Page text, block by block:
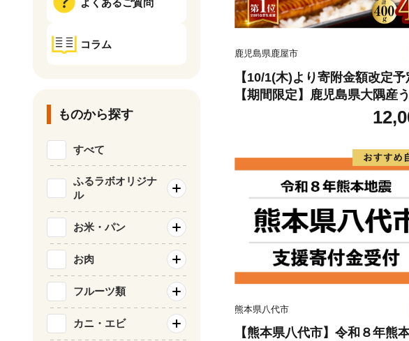
鹿児島県鹿屋市
【10/1(木)より寄附金額改定予
【期間限定】鹿児島県大隅産
蒲焼4尾（400g） KN007-023
熊本県八代市
【熊本県八代市】令和８年熊
コラム
ものから探す
すべて
ふるラボオリジナ
ル
お米・パン
お肉
フルーツ類
カニ・エビ